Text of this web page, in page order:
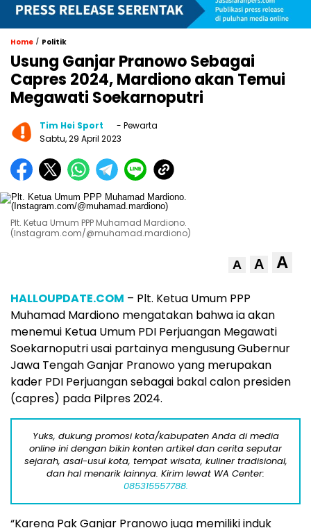
Home / Politik
Usung Ganjar Pranowo Sebagai
Capres 2024, Mardiono akan Temui
Megawati Soekarnoputri
Tim Hei Sport
- Pewarta
Sabtu, 29 April 2023
Plt. Ketua Umum PPP Muhamad Mardiono.
(Instagram.com/@muhamad.mardiono)
A A A
HALLOUPDATE.COM – Plt. Ketua Umum PPP
Muhamad Mardiono mengatakan bahwa ia akan
menemui Ketua Umum PDI Perjuangan Megawati
Soekarnoputri usai partainya mengusung Gubernur
Jawa Tengah Ganjar Pranowo yang merupakan
kader PDI Perjuangan sebagai bakal calon presiden
(capres) pada Pilpres 2024.
Yuks, dukung promosi kota/kabupaten Anda di media
online ini dengan bikin konten artikel dan cerita seputar
sejarah, asal-usul kota, tempat wisata, kuliner tradisional,
dan hal menarik lainnya. Kirim lewat WA Center:
085315557788.
“Karena Pak Ganjar Pranowo juga memiliki induk